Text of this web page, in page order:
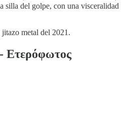
silla del golpe, con una visceralidad
jitazo metal del 2021.
Ετερόφωτος